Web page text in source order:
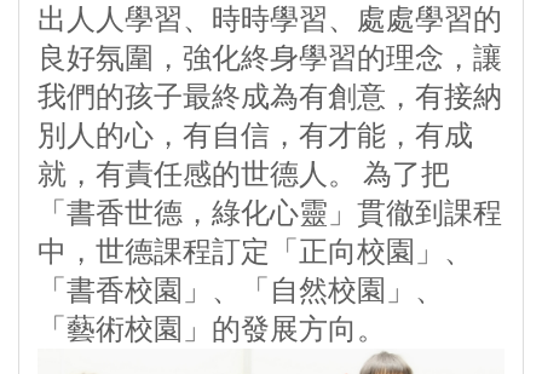
出人人學習、時時學習、處處學習的
良好氛圍，強化終身學習的理念，讓
我們的孩子最終成為有創意，有接納
別人的心，有自信，有才能，有成
就，有責任感的世德人。 為了把
「書香世德，綠化心靈」貫徹到課程
中，世德課程訂定「正向校園」、
「書香校園」、「自然校園」、
「藝術校園」的發展方向。